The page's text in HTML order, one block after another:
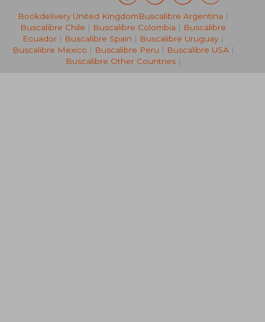
R 587
Bookdelivery United KingdomBuscalibre Argentina |
Buscalibre Chile | Buscalibre Colombia | Buscalibre
Ecuador | Buscalibre Spain | Buscalibre Uruguay |
Buscalibre Mexico | Buscalibre Peru | Buscalibre USA|
Buscalibre Other Countries|